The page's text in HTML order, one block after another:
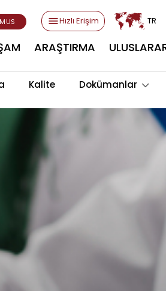
Hızlı Erişim TR
ARAŞTIRMA
Kalite Dokümanlar